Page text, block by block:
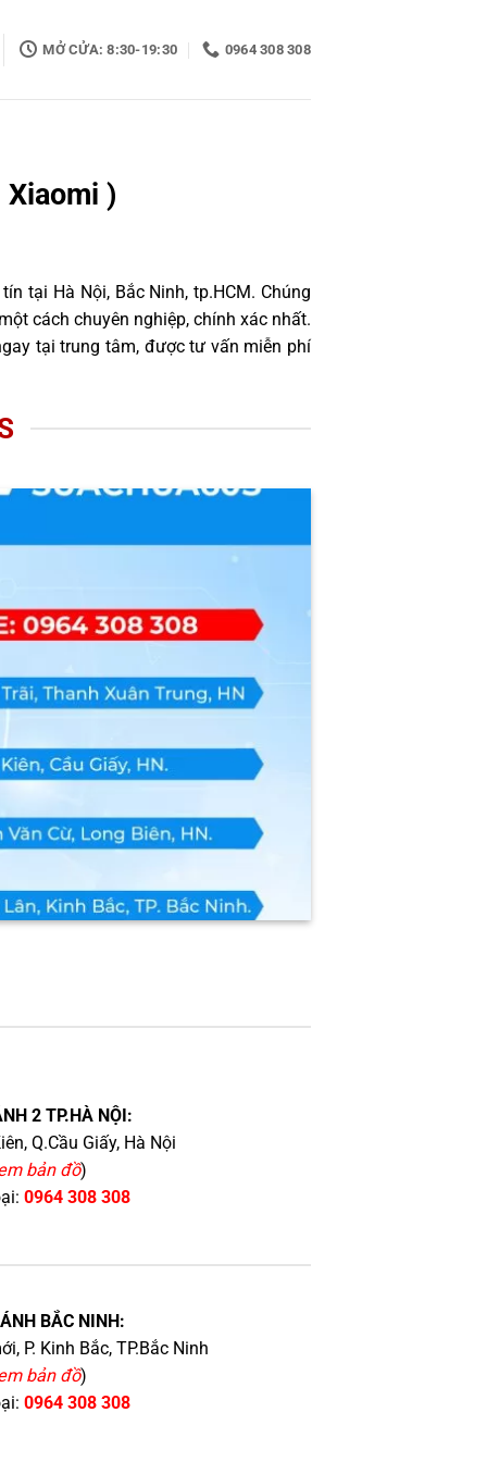
MỞ CỬA: 8:30-19:30 0964 308 308
Xiaomi )
tại Hà Nội, Bắc Ninh, tp.HCM. Chúng
cách chuyên nghiệp, chính xác nhất.
tại trung tâm, được tư vấn miễn phí
2 TP.HÀ NỘI:
Q.Cầu Giấy, Hà Nội
bản đồ)
0964 308 308
BẮC NINH:
P. Kinh Bắc, TP.Bắc Ninh
bản đồ)
0964 308 308